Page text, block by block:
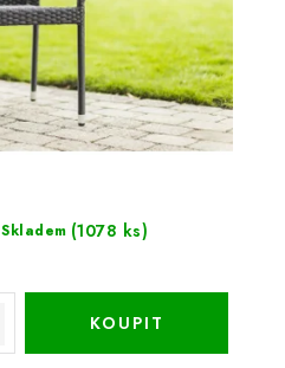
Skladem (1078 ks)